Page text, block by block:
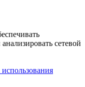
сетевой